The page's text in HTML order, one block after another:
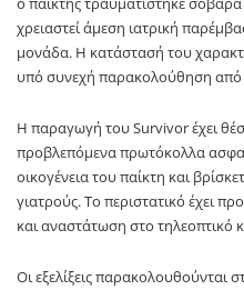
χρειαστεί άμεση ιατρική
μονάδα. Η κατάστασή του
υπό συνεχή παρακολούθηση από
Η παραγωγή του Survivor έχει
προβλεπόμενα πρωτόκολλα
οικογένεια του παίκτη και
γιατρούς. Το περιστατικό έχει
και αναστάτωση στο τηλεοπτικό
Οι εξελίξεις παρακολουθούνται